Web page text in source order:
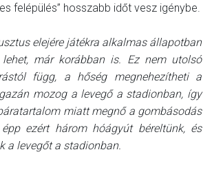
felépülés” hosszabb időt vesz igénybe.
elejére játékra alkalmas állapotban
már korábban is. Ez nem utolsó
függ, a hőség megnehezítheti a
mozog a levegő a stadionban, így
miatt megnő a gombásodás
ezért három hóágyút béreltünk, és
a levegőt a stadionban.